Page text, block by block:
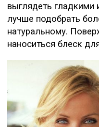
выглядеть
лучше подобрать
натуральному.
наноситься блеск